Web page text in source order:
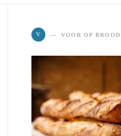
V VOOR OP BROOD